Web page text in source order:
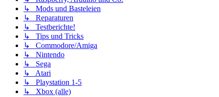
↳ Mods und Basteleien
↳ Reparaturen
↳ Testberichte!
↳ Tips und Tricks
↳ Commodore/Amiga
↳ Nintendo
↳ Sega
↳ Atari
↳ Playstation 1-5
↳ Xbox (alle)